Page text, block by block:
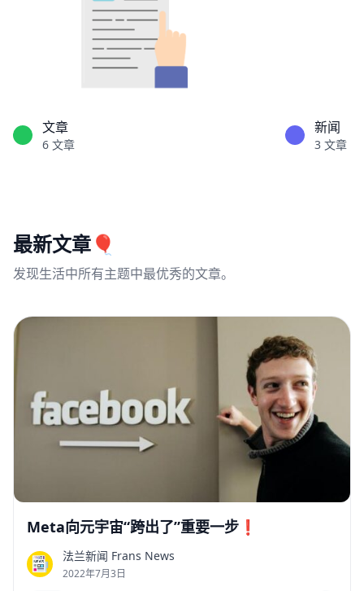
文章
6 文章
新闻
3 文章
最新文章🎈
发现生活中所有主题中最优秀的文章。
Meta向元宇宙“跨出了”重要一步❗
F 法兰新闻 Frans News
2022年7月3日